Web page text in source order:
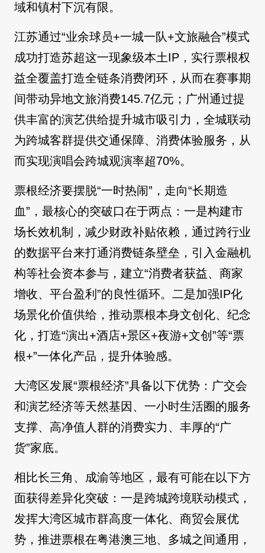
域和镇村下沉有限。
江苏通过“业余球员+一城一队+文旅融合”模式
成功打造苏超这一现象级本土IP，实行票根权
益全覆盖打造全链条消费闭环，从而在赛事期
间带动异地文旅消费145.7亿元；广州通过提
供丰富的演艺供给提升城市吸引力，全城联动
为跨城客群提供交通保障、消费体验服务，从
而实现演唱会跨城观演率超70%。
票根经济要摆脱“一时热闹”，走向“长期造
血”，最核心的突破口在于两点：一是构建市
场长效机制，减少财政补贴依赖，通过跨行业
的数据平台来打通消费链条壁垒，引入金融机
构等社会资本参与，建立“消费者获益、商家
增收、平台盈利”的良性循环。二是加强IP化
场景化价值供给，推动票根本身文创化、纪念
化，打造“演出+酒店+景区+夜游+文创”等“票
根+”一体化产品，提升体验感。
大湾区发展“票根经济”具备以下优势：广交会
和演艺经济等天然基因、一小时生活圈的服务
支撑、高净值人群的消费实力、丰厚的“广
货”家底。
相比长三角、成渝等地区，最有可能在以下方
面获得差异化突破：一是跨城跨境联动模式，
发挥大湾区城市群高度一体化、商贸会展优
势，推进票根在粤港澳三地、多城之间通用，